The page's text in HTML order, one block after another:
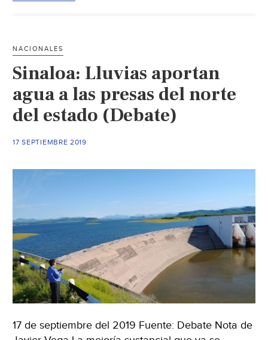
400
en
NACIONALES
Sinaloa: Lluvias aportan
agua a las presas del norte
del estado (Debate)
17 SEPTIEMBRE 2019
17 de septiembre del 2019 Fuente: Debate Nota de